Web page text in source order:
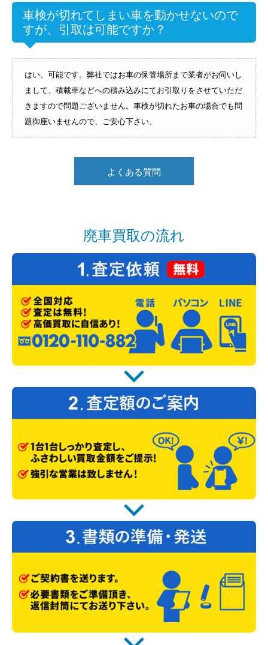
車検が切れてしまい車を動かせないので
すが、引取は可能ですか？
はい。可能です。弊社ではお車の保管場所まで業者がお伺いし
まして、積載車などへの積み込みにてお引取りをさせていただ
きますので問題ございません。車検が切れたお車の場合でも問
題御座いませんので、ご安心下さい。
よくある質問
廃車買取の流れ